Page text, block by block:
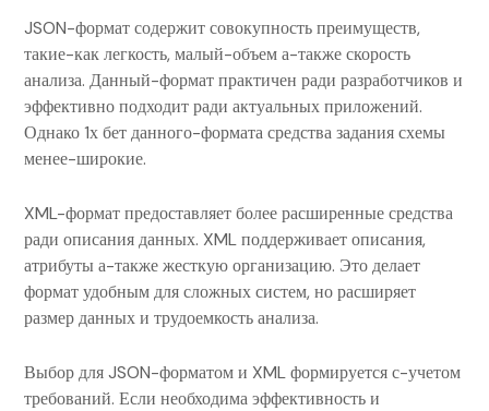
JSON-формат содержит совокупность преимуществ,
такие-как легкость, малый-объем а-также скорость
анализа. Данный-формат практичен ради разработчиков и
эффективно подходит ради актуальных приложений.
Однако 1х бет данного-формата средства задания схемы
менее-широкие.
XML-формат предоставляет более расширенные средства
ради описания данных. XML поддерживает описания,
атрибуты а-также жесткую организацию. Это делает
формат удобным для сложных систем, но расширяет
размер данных и трудоемкость анализа.
Выбор для JSON-форматом и XML формируется с-учетом
требований. Если необходима эффективность и